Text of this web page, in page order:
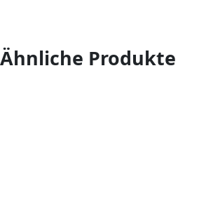
Ähnliche Produkte